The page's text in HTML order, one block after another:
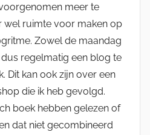
meer te
wel ruimte voor maken op
Zowel de maandag
regelmatig een blog te
Dit kan ook zijn over een
die ik heb gevolgd.
boek hebben gelezen of
dat niet gecombineerd